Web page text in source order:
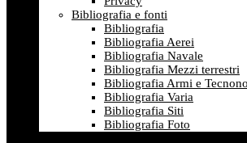
Bibliografia e fonti
Bibliografia
Bibliografia Aerei
Bibliografia Navale
Bibliografia Mezzi terrestri
Bibliografia Armi e
Bibliografia Varia
Bibliografia Siti
Bibliografia Foto